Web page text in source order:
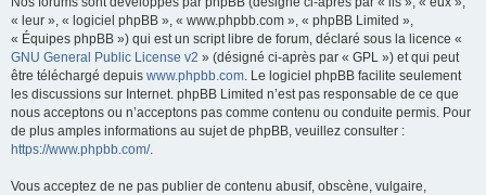
« leur », « logiciel phpBB », « www.phpbb.com », « phpBB Limited »,
« Équipes phpBB ») qui est un script libre de forum, déclaré sous la licence «
GNU General Public License v2 » (désigné ci-après par « GPL ») et qui peut
être téléchargé depuis www.phpbb.com. Le logiciel phpBB facilite seulement
les discussions sur Internet. phpBB Limited n’est pas responsable de ce que
nous acceptons ou n’acceptons pas comme contenu ou conduite permis. Pour
de plus amples informations au sujet de phpBB, veuillez consulter :
https://www.phpbb.com/.
Vous acceptez de ne pas publier de contenu abusif, obscène, vulgaire,